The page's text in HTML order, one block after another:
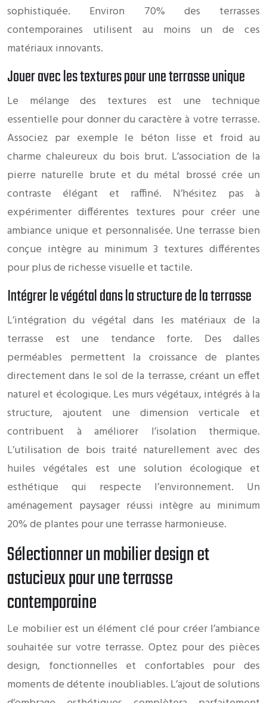
sophistiquée. Environ 70% des terrasses
contemporaines utilisent au moins un de ces
matériaux innovants.
Jouer avec les textures pour une terrasse unique
Le mélange des textures est une technique
essentielle pour donner du caractère à votre terrasse.
Associez par exemple le béton lisse et froid au
charme chaleureux du bois brut. L’association de la
pierre naturelle brute et du métal brossé crée un
contraste élégant et raffiné. N’hésitez pas à
expérimenter différentes textures pour créer une
ambiance unique et personnalisée. Une terrasse bien
conçue intègre au minimum 3 textures différentes
pour plus de richesse visuelle et tactile.
Intégrer le végétal dans la structure de la terrasse
L’intégration du végétal dans les matériaux de la
terrasse est une tendance forte. Des dalles
perméables permettent la croissance de plantes
directement dans le sol de la terrasse, créant un effet
naturel et écologique. Les murs végétaux, intégrés à la
structure, ajoutent une dimension verticale et
contribuent à améliorer l’isolation thermique.
L’utilisation de bois traité naturellement avec des
huiles végétales est une solution écologique et
esthétique qui respecte l’environnement. Un
aménagement paysager réussi intègre au minimum
20% de plantes pour une terrasse harmonieuse.
Sélectionner un mobilier design et
astucieux pour une terrasse
contemporaine
Le mobilier est un élément clé pour créer l’ambiance
souhaitée sur votre terrasse. Optez pour des pièces
design, fonctionnelles et confortables pour des
moments de détente inoubliables. L’ajout de solutions